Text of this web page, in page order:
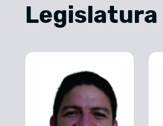
Legislatura